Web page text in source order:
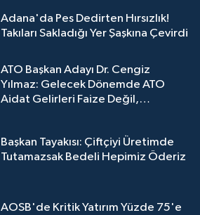
Adana'da Pes Dedirten Hırsızlık!
Takıları Sakladığı Yer Şaşkına Çevirdi
ATO Başkan Adayı Dr. Cengiz
Yılmaz: Gelecek Dönemde ATO
Aidat Gelirleri Faize Değil,
Başkan Tayakısı: Çiftçiyi Üretimde
Tutamazsak Bedeli Hepimiz Öderiz
AOSB'de Kritik Yatırım Yüzde 75'e